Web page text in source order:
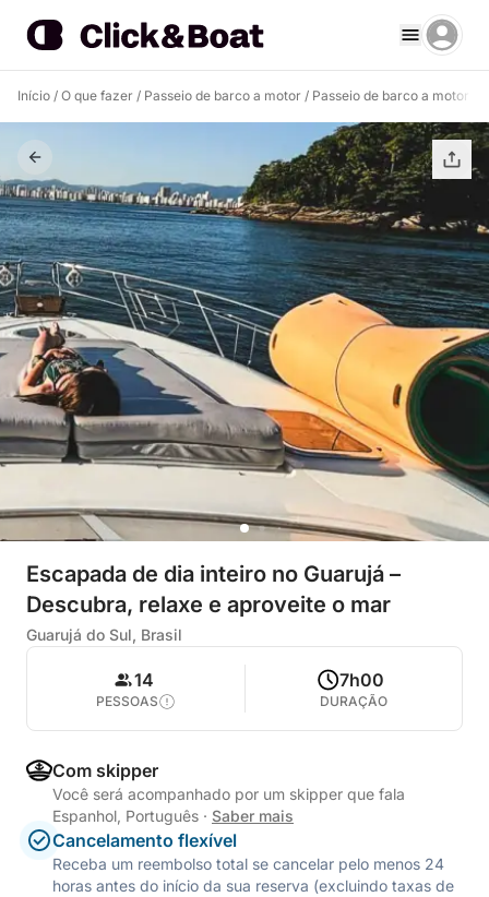
Início / O que fazer / Passeio de barco a motor / Passeio de barco a motor
Escapada de dia inteiro no Guarujá –
Descubra, relaxe e aproveite o mar
Guarujá do Sul, Brasil
14
PESSOAS
7h00
DURAÇÃO
Com skipper
Você será acompanhado por um skipper que fala
Espanhol, Português · Saber mais
Cancelamento flexível
Receba um reembolso total se cancelar pelo menos 24
horas antes do início da sua reserva (excluindo taxas de